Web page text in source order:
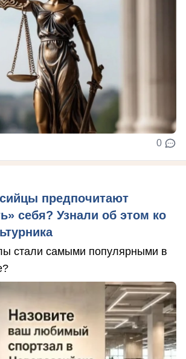
0
предпочитают
себя? Узнали об этом ко
стали самыми популярными в